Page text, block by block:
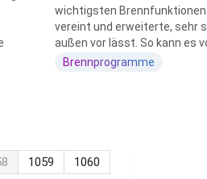
wichtigsten
vereint und erweiterte, sehr
außen vor lässt. So kann es
Brennprogramme
1059 1060